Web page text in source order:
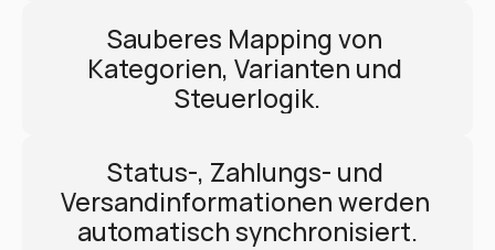
Sauberes Mapping von
Kategorien, Varianten und
Steuerlogik.
Status-, Zahlungs- und
Versandinformationen werden
automatisch synchronisiert.